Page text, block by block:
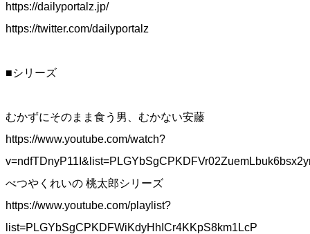
https://dailyportalz.jp/
https://twitter.com/dailyportalz
■シリーズ
むかずにそのまま食う男、むかない安藤
https://www.youtube.com/watch?
べつやくれいの 桃太郎シリーズ
https://www.youtube.com/playlist?
list=PLGYbSgCPKDFWiKdyHhICr4KKpS8km1LcP